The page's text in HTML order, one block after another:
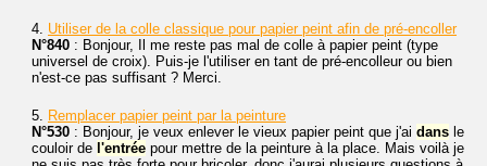
4. Utiliser de la colle classique pour papier peint afin de pré-encoller
N°840 : Bonjour, Il me reste pas mal de colle à papier peint (type
universel de croix). Puis-je l'utiliser en tant de pré-encolleur ou bien
n'est-ce pas suffisant ? Merci.
5. Remplacer papier peint par la peinture
N°530 : Bonjour, je veux enlever le vieux papier peint que j'ai dans le
couloir de l'entrée pour mettre de la peinture à la place. Mais voilà je